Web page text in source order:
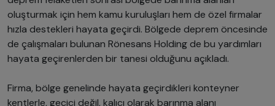
oluşturmak için hem kamu kuruluşları hem de özel firmalar
hızla destekleri hayata geçirdi. Bölgede deprem öncesinde
de çalışmaları bulunan Rönesans Holding de bu yardımları
hayata geçirenlerden bir tanesi olduğunu açıkladı.
Firma, bölge genelinde hayata geçirdikleri konteyner
kentlerle, geçici değil, kalıcı olarak barınma alanı